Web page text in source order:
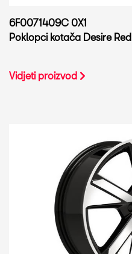
6F0071409C 0X1
Poklopci kotača Desire Red
Vidjeti proizvod